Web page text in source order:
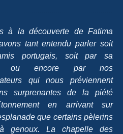
à la découverte de Fatima
tant entendu parler soit
portugais, soit par sa
ou encore par nos
qui nous préviennent
surprenantes de la piété
en arrivant sur
que certains pèlerins
genoux. La chapelle des